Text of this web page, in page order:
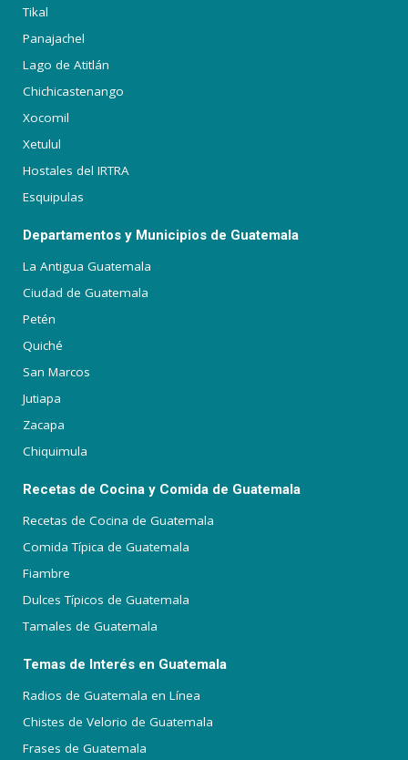
Tikal
Panajachel
Lago de Atitlán
Chichicastenango
Xocomil
Xetulul
Hostales del IRTRA
Esquipulas
Departamentos y Municipios de Guatemala
La Antigua Guatemala
Ciudad de Guatemala
Petén
Quiché
San Marcos
Jutiapa
Zacapa
Chiquimula
Recetas de Cocina y Comida de Guatemala
Recetas de Cocina de Guatemala
Comida Típica de Guatemala
Fiambre
Dulces Típicos de Guatemala
Tamales de Guatemala
Temas de Interés en Guatemala
Radios de Guatemala en Línea
Chistes de Velorio de Guatemala
Frases de Guatemala